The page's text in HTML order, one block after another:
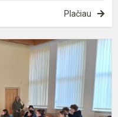
Plačiau